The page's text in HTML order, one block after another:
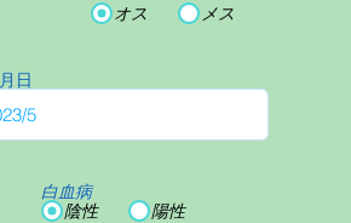
オス メス
日
白血病
陰性
陽性